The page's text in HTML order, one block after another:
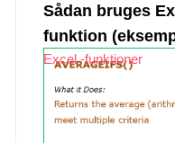
Dim
Sådan bruges
funktion
Excel -funktioner